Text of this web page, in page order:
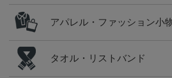
アパレル・ファッション小
タオル・リストバンド